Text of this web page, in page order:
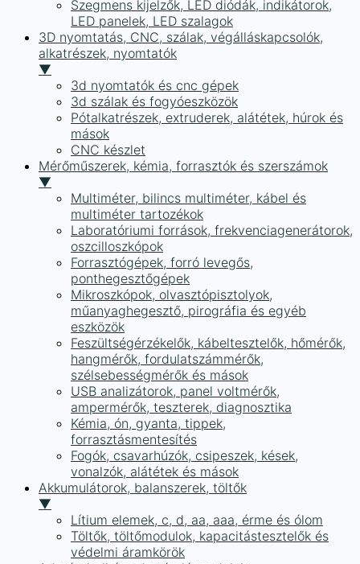
Szegmens kijelzők, LED diódák, indikátorok,
LED panelek, LED szalagok
3D nyomtatás, CNC, szálak, végálláskapcsolók,
alkatrészek, nyomtatók
▼
3d nyomtatók és cnc gépek
3d szálak és fogyóeszközök
Pótalkatrészek, extruderek, alátétek, húrok és
mások
CNC készlet
Mérőműszerek, kémia, forrasztók és szerszámok
▼
Multiméter, bilincs multiméter, kábel és
multiméter tartozékok
Laboratóriumi források, frekvenciagenerátorok,
oszcilloszkópok
Forrasztógépek, forró levegős,
ponthegesztőgépek
Mikroszkópok, olvasztópisztolyok,
műanyaghegesztő, pirográfia és egyéb
eszközök
Feszültségérzékelők, kábeltesztelők, hőmérők,
hangmérők, fordulatszámmérők,
szélsebességmérők és mások
USB analizátorok, panel voltmérők,
ampermérők, teszterek, diagnosztika
Kémia, ón, gyanta, tippek,
forrasztásmentesítés
Fogók, csavarhúzók, csipeszek, kések,
vonalzók, alátétek és mások
Akkumulátorok, balanszerek, töltők
▼
Lítium elemek, c, d, aa, aaa, érme és ólom
Töltők, töltőmodulok, kapacitástesztelők és
védelmi áramkörök